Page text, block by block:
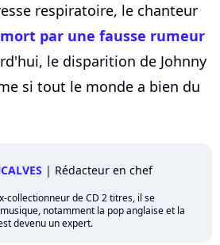
respiratoire, le chanteur
par une fausse rumeur
le disparition de Johnny
si tout le monde a bien du
| Rédacteur en chef
collectionneur de CD 2 titres, il se
notamment la pop anglaise et la
devenu un expert.